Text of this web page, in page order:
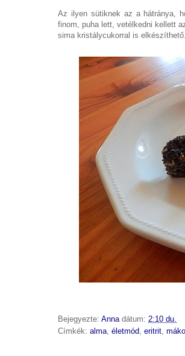
Az ilyen sütiknek az a hátránya,
finom, puha lett, vetélkedni kellett
sima kristálycukorral is
Bejegyezte: Anna dátum: 2:10 du.
Címkék: alma életmód eritrit